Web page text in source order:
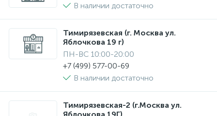
В наличии достаточно
Тимирязевская (г. Москва ул.
Яблочкова 19 г)
ПН-ВС 10:00-20:00
+7 (499) 577-00-69
В наличии достаточно
Тимирязевская-2 (г.Москва ул.